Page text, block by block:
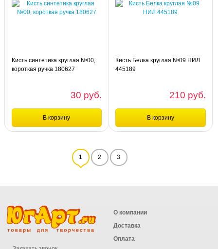
Кисть Белка круглая №01 190764
Набор кистей из синтетики, 5 шт, Я-
Кисть синтетика круглая №00,
короткая ручка 180627
30 руб.
В корзину
шт
Кисть синтетика круглая №00,
Кисть Белка круглая №09 НИЛ
445189
210 руб.
В корзину
Кисть Белка круглая №09 НИЛ
1 2 3
О компании
Доставка
Оплата